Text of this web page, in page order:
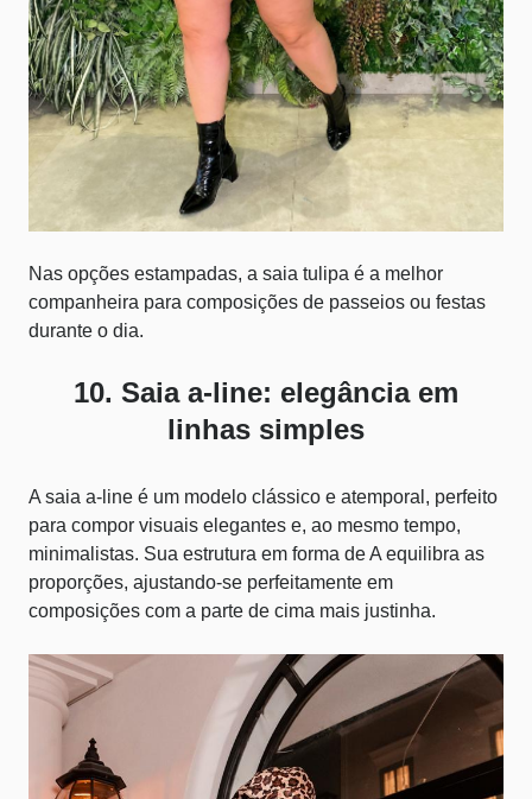
Nas opções estampadas, a saia tulipa é a melhor
companheira para composições de passeios ou festas
durante o dia.
10. Saia a-line: elegância em
linhas simples
A saia a-line é um modelo clássico e atemporal, perfeito
para compor visuais elegantes e, ao mesmo tempo,
minimalistas. Sua estrutura em forma de A equilibra as
proporções, ajustando-se perfeitamente em
composições com a parte de cima mais justinha.